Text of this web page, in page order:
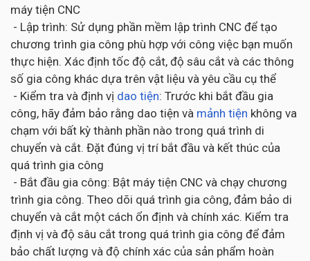
máy tiện CNC
- Lập trình: Sử dụng phần mềm lập trình CNC để tạo
chương trình gia công phù hợp với công việc bạn muốn
thực hiện. Xác định tốc độ cắt, độ sâu cắt và các thông
số gia công khác dựa trên vật liệu và yêu cầu cụ thể
- Kiểm tra và định vị dao tiện: Trước khi bắt đầu gia
công, hãy đảm bảo rằng dao tiện và mảnh tiện không va
chạm với bất kỳ thành phần nào trong quá trình di
chuyển và cắt. Đặt đúng vị trí bắt đầu và kết thúc của
quá trình gia công
- Bắt đầu gia công: Bật máy tiện CNC và chạy chương
trình gia công. Theo dõi quá trình gia công, đảm bảo di
chuyển và cắt một cách ổn định và chính xác. Kiểm tra
định vị và độ sâu cắt trong quá trình gia công để đảm
bảo chất lượng và độ chính xác của sản phẩm hoàn